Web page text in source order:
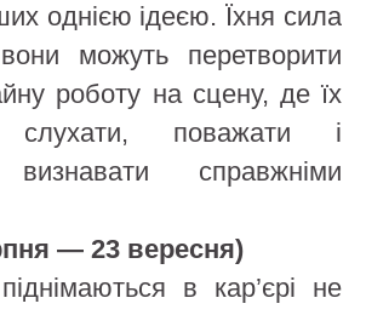
однією ідеєю. Їхня сила
можуть перетворити
роботу на сцену, де їх
слухати, поважати і
визнавати справжніми
— 23 вересня)
в кар’єрі не